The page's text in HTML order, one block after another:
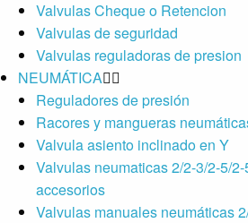
Valvulas Cheque o Retencion
Valvulas de seguridad
Valvulas reguladoras de presion
NEUMÁTICA
Reguladores de presión
Racores y mangueras
Valvula asiento inclinado en Y
Valvulas neumaticas 2/2-3/2-5/
accesorios
Valvulas manuales neumáticas